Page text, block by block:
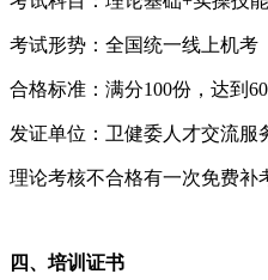
考试形势：全国统一线上机考
合格标准：满分100份，达到
发证单位：卫健委人才交流服
理论考核不合格有一次免费补
四、培训证书